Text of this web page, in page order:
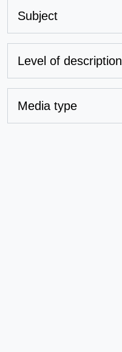
Subject
Level of description
Media type